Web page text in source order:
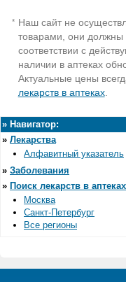
* Наш сайт не
товарами, они должны
соответствии с
наличии в аптеках
Актуальные цены
лекарств в аптеках.
» Навигатор:
» Лекарства
Алфавитный указатель
» Заболевания
» Поиск лекарств в аптеках
Москва
Санкт-Петербург
Все регионы